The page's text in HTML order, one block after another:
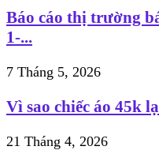
Báo cáo thị trường
1-...
7 Tháng 5, 2026
Vì sao chiếc áo 45k
21 Tháng 4, 2026